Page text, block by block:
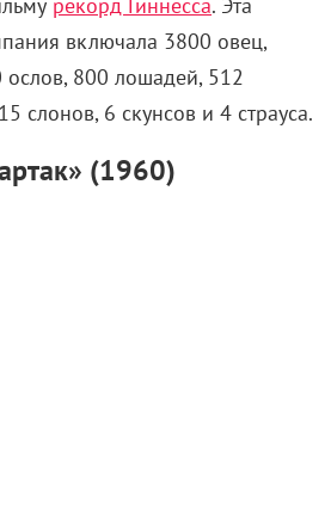
рекорд Гиннесса. Эта
включала 3800 овец,
800 лошадей, 512
слонов, 6 скунсов и 4 страуса.
(1960)